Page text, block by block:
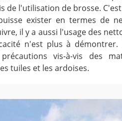
de l'utilisation de brosse.
exister en termes de
il y a aussi l'usage des
n'est plus à démontrer.
vis-à-vis des
tuiles et les ardoises.